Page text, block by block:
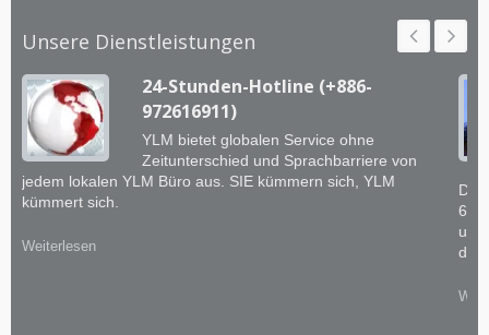
Unsere Dienstleistungen
24-Stunden-Hotline (+886-
972616911)
YLM bietet globalen Service ohne
Zeitunterschied und Sprachbarriere von
jedem lokalen YLM Büro aus. SIE kümmern sich, YLM
kümmert sich.
Weiterlesen
60
und